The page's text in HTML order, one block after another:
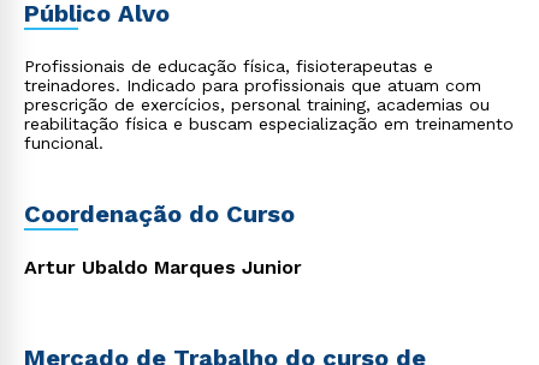
Público Alvo
Profissionais de educação física, fisioterapeutas e
treinadores. Indicado para profissionais que atuam com
prescrição de exercícios, personal training, academias ou
reabilitação física e buscam especialização em treinamento
funcional.
Coordenação do Curso
Artur Ubaldo Marques Junior
Mercado de Trabalho do curso de